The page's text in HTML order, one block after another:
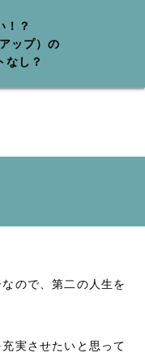
！？
ップ）の
なし？
ので、第二の人生を
実させたいと思って